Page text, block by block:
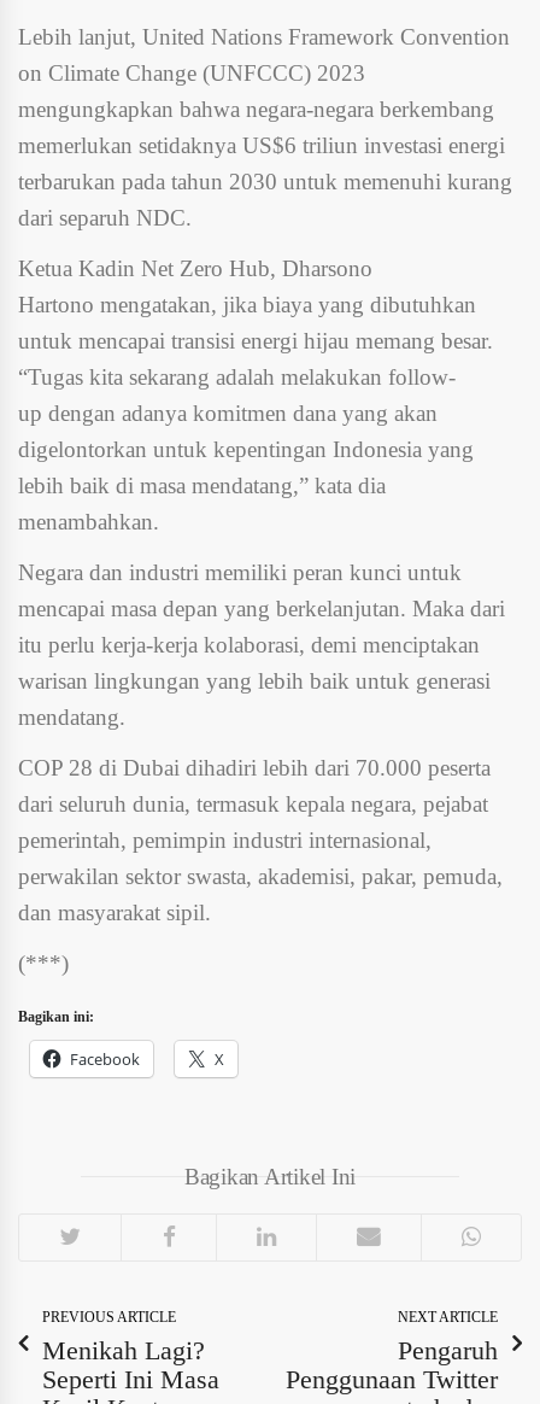
Lebih lanjut, United Nations Framework Convention
on Climate Change (UNFCCC) 2023
mengungkapkan bahwa negara-negara berkembang
memerlukan setidaknya US$6 triliun investasi energi
terbarukan pada tahun 2030 untuk memenuhi kurang
dari separuh NDC.
Ketua Kadin Net Zero Hub, Dharsono
Hartono mengatakan, jika biaya yang dibutuhkan
untuk mencapai transisi energi hijau memang besar.
“Tugas kita sekarang adalah melakukan follow-
up dengan adanya komitmen dana yang akan
digelontorkan untuk kepentingan Indonesia yang
lebih baik di masa mendatang,” kata dia
menambahkan.
Negara dan industri memiliki peran kunci untuk
mencapai masa depan yang berkelanjutan. Maka dari
itu perlu kerja-kerja kolaborasi, demi menciptakan
warisan lingkungan yang lebih baik untuk generasi
mendatang.
COP 28 di Dubai dihadiri lebih dari 70.000 peserta
dari seluruh dunia, termasuk kepala negara, pejabat
pemerintah, pemimpin industri internasional,
perwakilan sektor swasta, akademisi, pakar, pemuda,
dan masyarakat sipil.
(***)
Bagikan ini:
Facebook X
Bagikan Artikel Ini
PREVIOUS ARTICLE
Menikah Lagi?
Seperti Ini Masa
NEXT ARTICLE
Pengaruh
Penggunaan Twitter